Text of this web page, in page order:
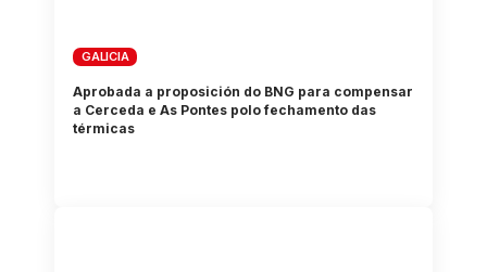
GALICIA
Aprobada a proposición do BNG para compensar
a Cerceda e As Pontes polo fechamento das
térmicas